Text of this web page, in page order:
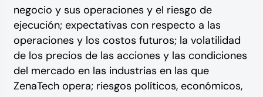
negocio y sus operaciones y el riesgo de
ejecución; expectativas con respecto a las
operaciones y los costos futuros; la volatilidad
de los precios de las acciones y las condiciones
del mercado en las industrias en las que
ZenaTech opera; riesgos políticos, económicos,